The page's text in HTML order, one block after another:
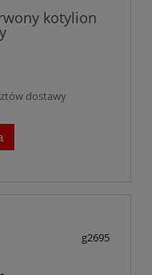
kotylion
dostawy
g2695